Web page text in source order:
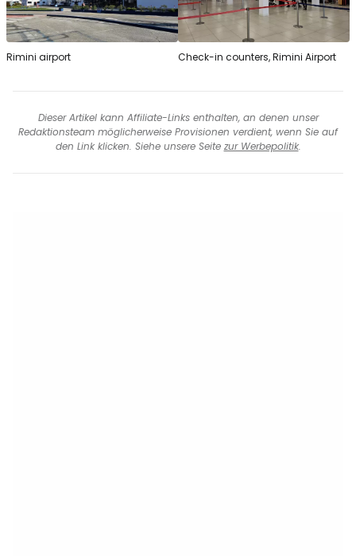
Rimini airport Check-in counters, Rimini Airport
Dieser Artikel kann Affiliate-Links enthalten, an denen unser
Redaktionsteam möglicherweise Provisionen verdient, wenn Sie auf
den Link klicken. Siehe unsere Seite zur Werbepolitik.